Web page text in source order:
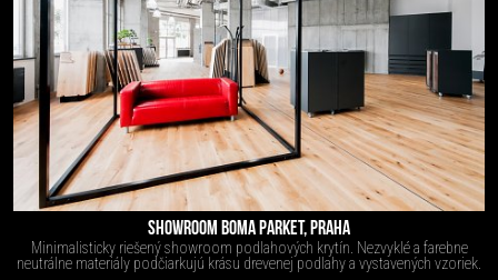
SHOWROOM BOMA PARKET, PRAHA
Minimalisticky riešený showroom podlahových krytín. Nezvyklé a farebne
neutrálne materiály podčiarkujú krásu drevenej podlahy a vystavených vzoriek.